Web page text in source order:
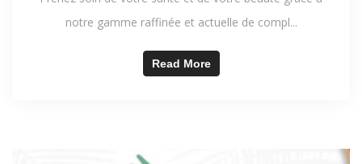
notre gamme raffinée et actuelle de compl...
Read More